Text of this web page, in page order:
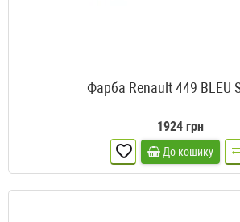
Фарба Renault 449 BLEU
1924 грн
До кошику